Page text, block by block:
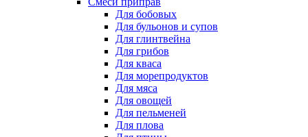
Для бобовых
Для бульонов и супов
Для глинтвейна
Для грибов
Для кваса
Для морепродуктов
Для мяса
Для овощей
Для пельменей
Для плова